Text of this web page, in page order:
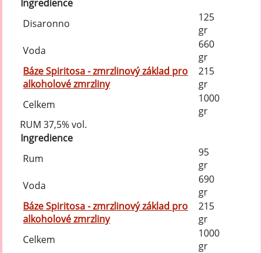
Ingredience
Disaronno
125
gr
Voda
660
gr
Báze Spiritosa - zmrzlinový základ pro
alkoholové zmrzliny
215
gr
Celkem
1000
gr
RUM 37,5% vol.
Ingredience
Rum
95
gr
Voda
690
gr
Báze Spiritosa - zmrzlinový základ pro
alkoholové zmrzliny
215
gr
Celkem
1000
gr